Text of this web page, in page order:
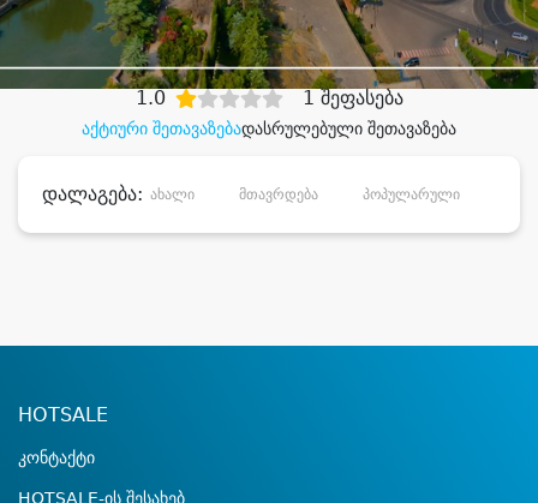
დიდი დანაზოგით
აქტიური შეთავაზებადასრულებული შეთავაზება
1.0 1 შეფასება
დალაგება: ახალი მთავრდება პოპულარული
HOTSALE
კონტაქტი
HOTSALE-ის შესახებ